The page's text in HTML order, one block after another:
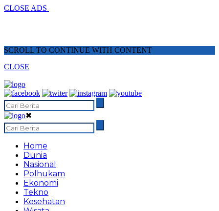
CLOSE ADS
SCROLL TO CONTINUE WITH CONTENT
CLOSE
✖
Home
Dunia
Nasional
Polhukam
Ekonomi
Tekno
Kesehatan